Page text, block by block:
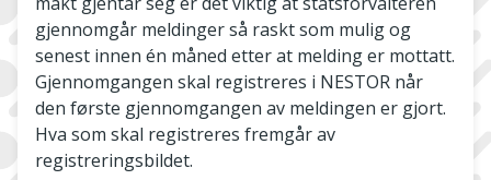
gjennomgår meldinger så raskt som mulig og
senest innen én måned etter at melding er mottatt.
Gjennomgangen skal registreres i NESTOR når
den første gjennomgangen av meldingen er gjort.
Hva som skal registreres fremgår av
registreringsbildet.